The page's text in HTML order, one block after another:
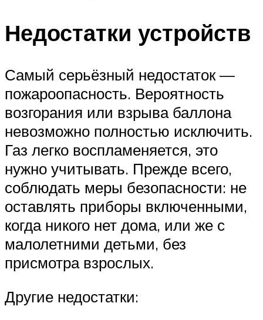
Недостатки устройств
Самый серьёзный недостаток —
пожароопасность. Вероятность
возгорания или взрыва баллона
невозможно полностью исключить.
Газ легко воспламеняется, это
нужно учитывать. Прежде всего,
соблюдать меры безопасности: не
оставлять приборы включенными,
когда никого нет дома, или же с
малолетними детьми, без
присмотра взрослых.
Другие недостатки: